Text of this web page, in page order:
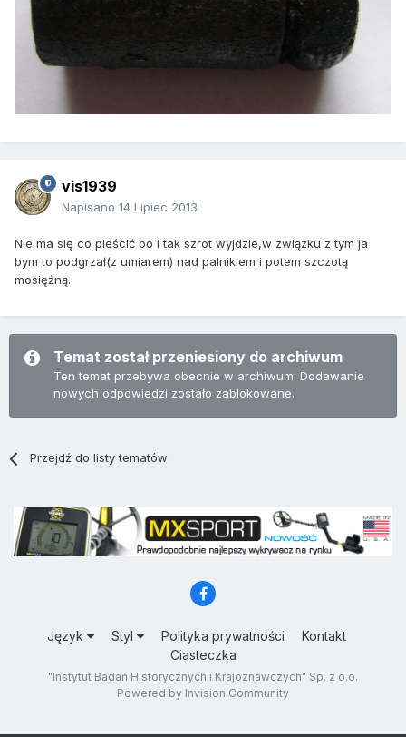
vis1939
Napisano 14 Lipiec 2013
Nie ma się co pieścić bo i tak szrot wyjdzie,w związku z tym ja
bym to podgrzał(z umiarem) nad palnikiem i potem szczotą
mosiężną.
Temat został przeniesiony do archiwum
Ten temat przebywa obecnie w archiwum. Dodawanie
nowych odpowiedzi zostało zablokowane.
Przejdź do listy tematów
Język Styl Polityka prywatności
Kontakt
Ciasteczka
"Instytut Badań Historycznych i Krajoznawczych" Sp. z o.o.
Powered by Invision Community